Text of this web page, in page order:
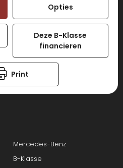
Opties
Deze B-Klasse
financieren
Print
Mercedes-Benz
B-Klasse